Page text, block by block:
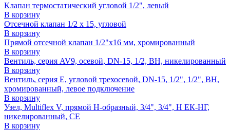
Клапан термостатический угловой 1/2", левый
В корзину
Отсечной клапан 1/2 x 15, угловой
В корзину
Прямой отсечной клапан 1/2"x16 мм, хромированный
В корзину
Вентиль, серия AV9, осевой, DN-15, 1/2, ВН, никелированный
В корзину
Вентиль, серия E, угловой трехосевой, DN-15, 1/2", 1/2", ВН,
хромированный, левое подключение
В корзину
Узел, Multiflex V, прямой H-образный, 3/4", 3/4", Н ЕК-НГ,
никелированный, CE
В корзину